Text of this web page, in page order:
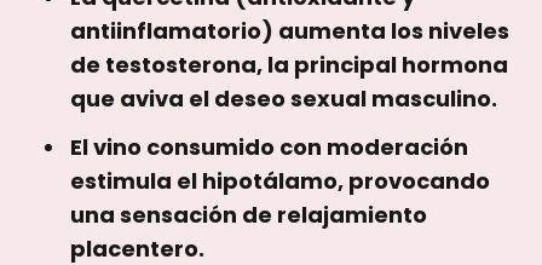
antiinflamatorio) aumenta los niveles
de testosterona, la principal hormona
que aviva el deseo sexual masculino.
El vino consumido con moderación
estimula el hipotálamo, provocando
una sensación de relajamiento
placentero.